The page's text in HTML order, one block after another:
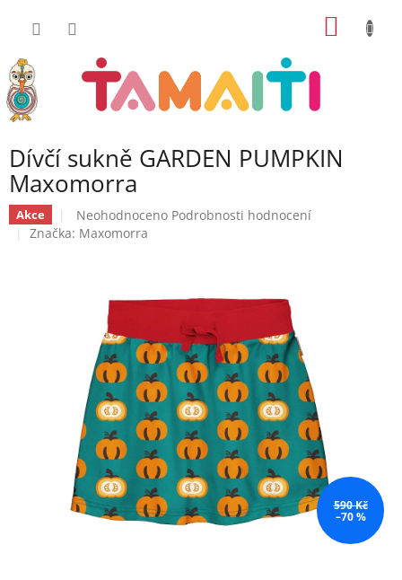
Dívčí sukně GARDEN PUMPKIN
Maxomorra
Akce
Průměrné
hodnocení
hvězdiček.
Neohodnoceno Podrobnosti hodnocení
Značka: Maxomorra
590 Kč
–70 %